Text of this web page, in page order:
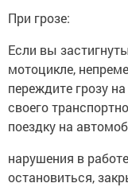
При грозе:
Если вы
мотоцикле,
переждите грозу
своего
поездку на
нарушения в
остановиться,